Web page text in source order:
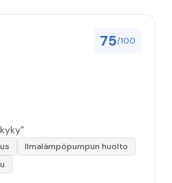
75/100
Ilmalämpöpumpun huolto